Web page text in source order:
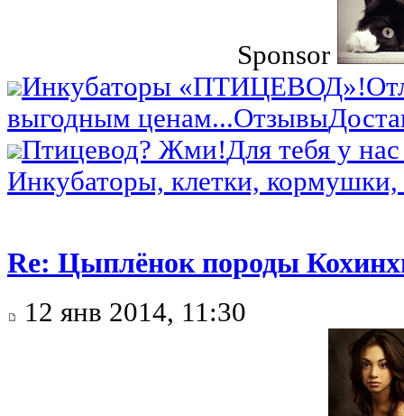
Sponsor
Инкубаторы «ПТИЦЕВОД»!
выгодным ценам...Отзывы
Птицевод? Жми!Для тебя у
Инкубаторы, клетки,
Re: Цыплёнок породы
12 янв 2014, 11:30